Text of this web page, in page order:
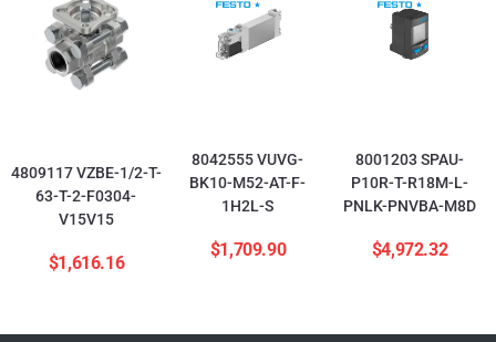
4809117 VZBE-1/2-T-
63-T-2-F0304-
V15V15
$1,616.16
8042555 VUVG-
BK10-M52-AT-F-
1H2L-S
$1,709.90
8001203 SPAU-
P10R-T-R18M-L-
PNLK-PNVBA-M8D
$4,972.32